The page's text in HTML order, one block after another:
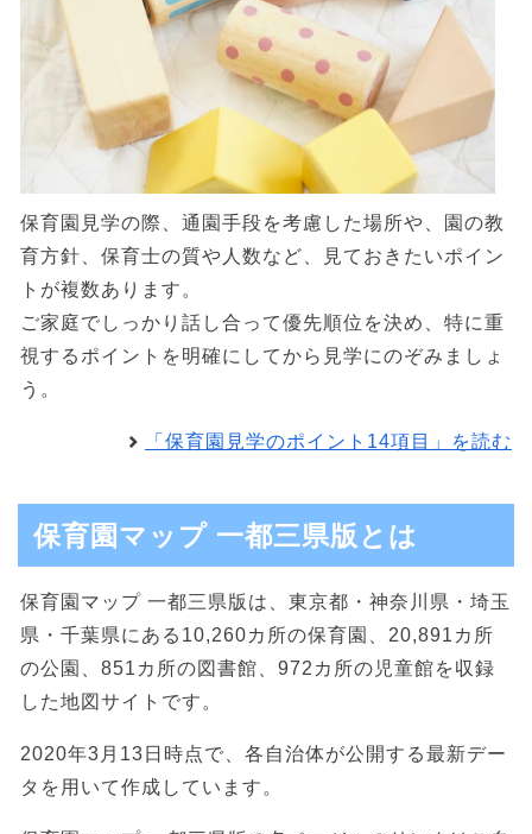
保育園見学の際、通園手段を考慮した場所や、園の教
育方針、保育士の質や人数など、見ておきたいポイン
トが複数あります。
ご家庭でしっかり話し合って優先順位を決め、特に重
視するポイントを明確にしてから見学にのぞみましょ
う。
「保育園見学のポイント14項目」を読む
保育園マップ 一都三県版とは
保育園マップ 一都三県版は、東京都・神奈川県・埼玉
県・千葉県にある10,260カ所の保育園、20,891カ所
の公園、851カ所の図書館、972カ所の児童館を収録
した地図サイトです。
2020年3月13日時点で、各自治体が公開する最新デー
タを用いて作成しています。